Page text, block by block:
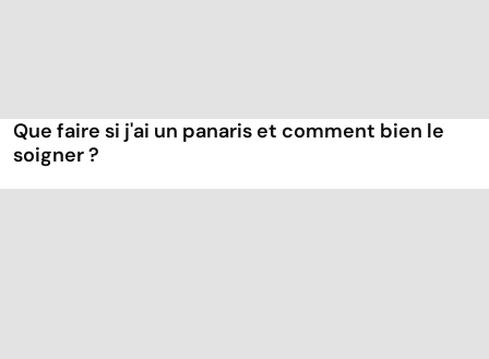
Que faire si j'ai un panaris et comment bien le
soigner ?